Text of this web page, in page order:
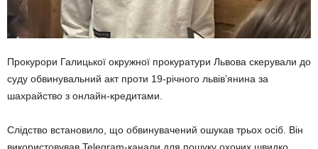
Прокурори Галицької окружної прокуратури Львова скерували до
суду обвинувальний акт проти 19-річного львів’янина за
шахрайство з онлайн-кредитами.
Слідство встановило, що обвинувачений ошукав трьох осіб. Він
використовував Telegram-канали для пошуку охочих швидко